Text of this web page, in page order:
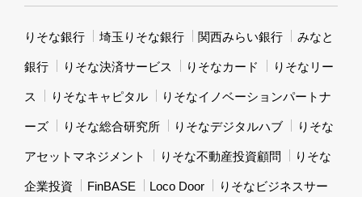
りそな銀行 埼玉りそな銀行 関西みらい銀行 みなと
銀行 りそな決済サービス りそなカード りそなリー
ス りそなキャピタル りそなイノベーションパートナ
ーズ りそな総合研究所 りそなデジタルハブ りそな
アセットマネジメント りそな不動産投資顧問 りそな
企業投資 FinBASE Loco Door りそなビジネスサー